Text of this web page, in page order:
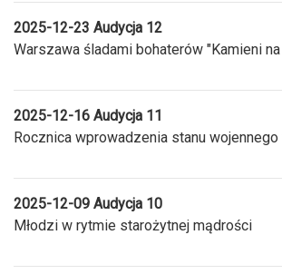
2025-12-23 Audycja 12
Warszawa śladami bohaterów "Kamieni
2025-12-16 Audycja 11
Rocznica wprowadzenia stanu
2025-12-09 Audycja 10
Młodzi w rytmie starożytnej mądrości